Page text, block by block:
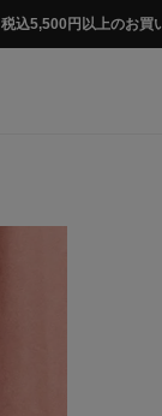
税込5,500円以上のお買